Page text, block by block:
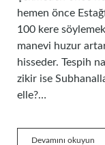
hemen önce
100 kere
manevi huzur
hisseder. Tespih
zikir ise
elle?…
Devamını okuyun